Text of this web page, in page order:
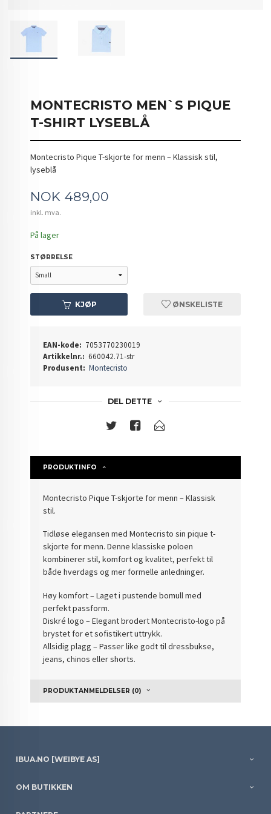
MONTECRISTO MEN`S PIQUE
T-SHIRT LYSEBLÅ
Montecristo Pique T-skjorte for menn – Klassisk stil,
lyseblå
Pris
NOK 489,00
inkl. mva.
På lager
STØRRELSE
KJØP ØNSKELISTE
EAN-kode: 7053770230019
Artikkelnr.: 660042.71-str
Produsent: Montecristo
DEL DETTE
PRODUKTINFO
Montecristo Pique T-skjorte for menn – Klassisk
stil.
Tidløse elegansen med Montecristo sin pique t-
skjorte for menn. Denne klassiske poloen
kombinerer stil, komfort og kvalitet, perfekt til
både hverdags og mer formelle anledninger.
Høy komfort – Laget i pustende bomull med
perfekt passform.
Diskré logo – Elegant brodert Montecristo-logo på
brystet for et sofistikert uttrykk.
Allsidig plagg – Passer like godt til dressbukse,
jeans, chinos eller shorts.
PRODUKTANMELDELSER (0)
IBUA.NO [WEIBYE AS]
OM BUTIKKEN